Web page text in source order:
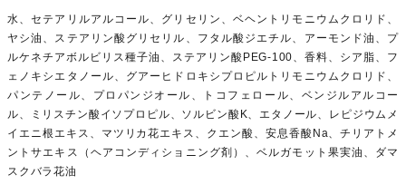
水、セテアリルアルコール、グリセリン、ベヘントリモニウムクロリド、
ヤシ油、ステアリン酸グリセリル、フタル酸ジエチル、アーモンド油、プ
ルケネチアボルビリス種子油、ステアリン酸PEG-100、香料、シア脂、フ
ェノキシエタノール、グアーヒドロキシプロピルトリモニウムクロリド、
パンテノール、プロパンジオール、トコフェロール、ベンジルアルコー
ル、ミリスチン酸イソプロピル、ソルビン酸K、エタノール、レピジウムメ
イエニ根エキス、マツリカ花エキス、クエン酸、安息香酸Na、チリアトメ
ントサエキス（ヘアコンディショニング剤）、ベルガモット果実油、ダマ
スクバラ花油